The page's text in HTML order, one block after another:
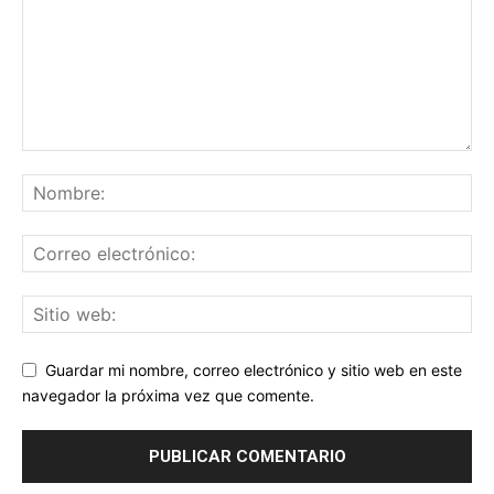
Guardar mi nombre, correo electrónico y sitio web en este
navegador la próxima vez que comente.